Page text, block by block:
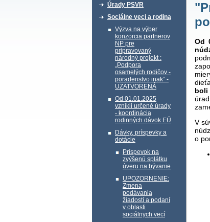
Úrady PSVR
Sociálne veci a rodina
Výzva na výber
konzorcia partnerov
NP pre
pripravovaný
národný projekt :
„Podpora
osamelých rodičov -
poradenstvo inak“ -
UZATVORENÁ
Od 01.01.2025
vznikli určené úrady
- koordinácia
rodinných dávok EÚ
Dávky, príspevky a
dotácie
Príspevok na
zvýšenú splátku
úveru na bývanie
UPOZORNENIE:
Zmena
podávania
žiadostí a podaní
v oblasti
sociálnych vecí
Od
boli
V
o